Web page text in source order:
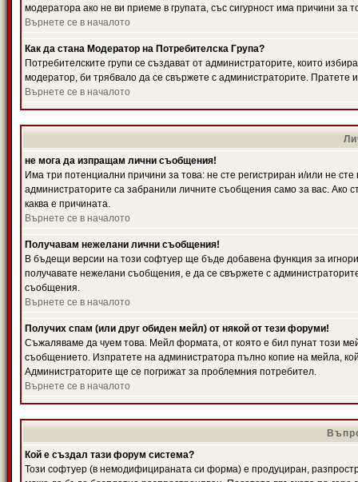
модератора ако не ви приеме в групата, със сигурност има причини за
Върнете се в началото
Как да стана Модератор на Потребителска Група?
Потребителските групи се създават от администраторите, които
модератор, би трябвало да се свържете с администраторите.
Върнете се в началото
не мога да изпращам лични съобщения!
Има три потенциални причини за това: не сте регистриран и/или не
администраторите са забранили личните съобщения само за вас. Ако
каква е причината.
Върнете се в началото
Получавам нежелани лични съобщения!
В бъдещи версии на този софтуер ще бъде добавена функция за
получавате нежелани съобщения, е да се свържете с
съобщения.
Върнете се в началото
Получих спам (или друг обиден мейл) от някой от тези форуми!
Съжаляваме да чуем това. Мейл формата, от която е бил пунат този
съобщението. Изпратете на администратора пълно копие на мейла,
Администраторите ще се погрижат за проблемния потребител.
Върнете се в началото
Кой е създал тази форум система?
Този софтуер (в немодифицираната си форма) е продуциран,